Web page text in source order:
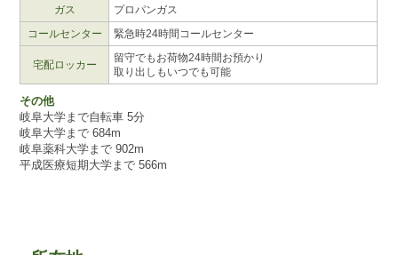
ガス
プロパンガス
コールセンター
緊急時24時間コールセンター
宅配ロッカー
留守でもお荷物24時間お預かり
取り出しもいつでも可能
その他
岐阜大学まで自転車 5分
岐阜大学まで 684m
岐阜薬科大学まで 902m
平成医療短期大学まで 566m